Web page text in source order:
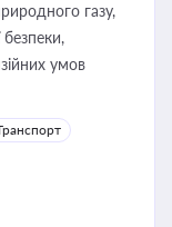
газу,
умов